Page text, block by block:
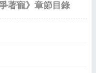
著寵》章節目錄